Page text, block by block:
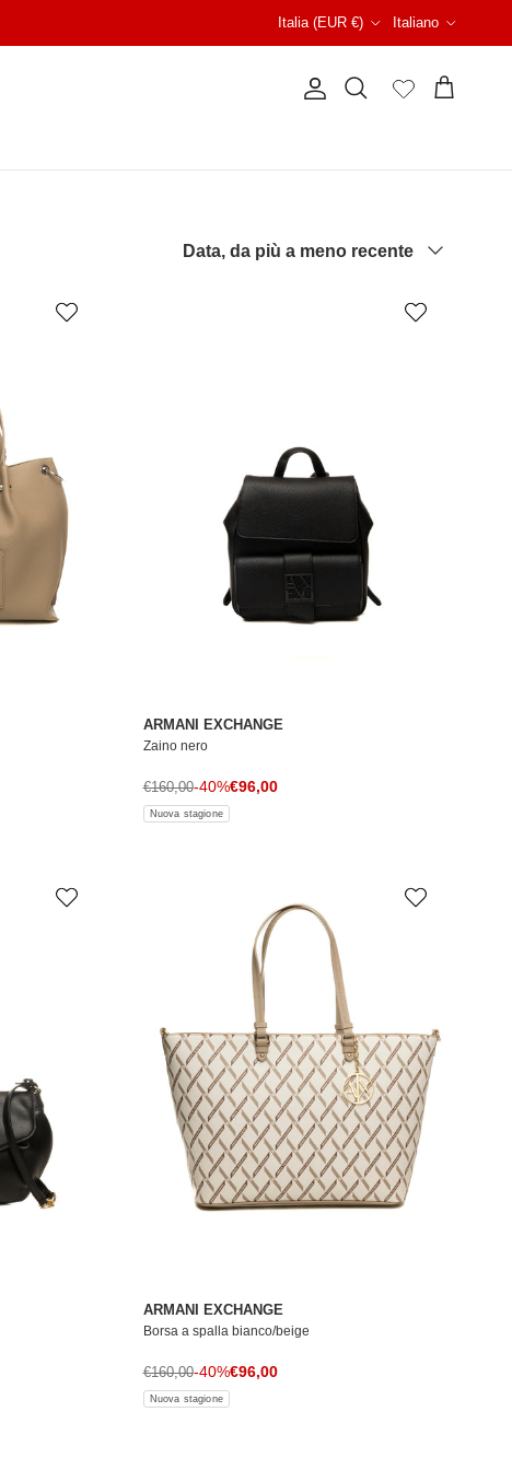
Italia (EUR €) Italiano
AccountCerca Carrello
Data, da più a meno recente
ARMANI EXCHANGE
Zaino nero
Prezzo di vendita
€96,00
Prezzo normale
€160,00-40%
Nuova stagione
ARMANI EXCHANGE
Borsa a spalla bianco/beige
Prezzo di vendita
€96,00
Prezzo normale
€160,00-40%
Nuova stagione